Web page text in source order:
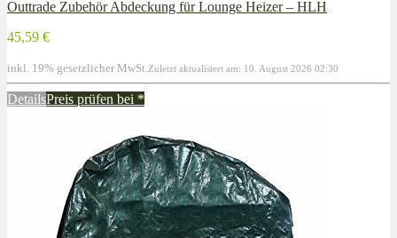
Outtrade Zubehör Abdeckung für Lounge Heizer – HLH
45,59 €
inkl. 19% gesetzlicher MwSt. Zuletzt aktualisiert am: 10. August 2026 02:30
DetailsPreis prüfen bei *